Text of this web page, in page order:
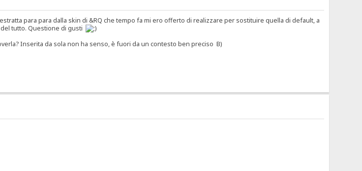
para para dalla skin di &RQ che tempo fa mi ero offerto di realizzare per sostituire quella di default, a
tutto. Questione di gusti
Inserita da sola non ha senso, è fuori da un contesto ben preciso B)